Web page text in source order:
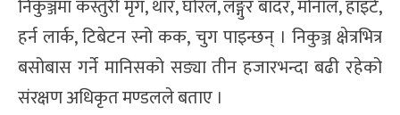
निकुञ्जमा कस्तुरी मृग, थार, घोरल, लङ्गुर बाँदर, मोनाल, हाँइटे,
हर्न लार्क, टिबेटन स्नो कक, चुग पाइन्छन् । निकुञ्ज क्षेत्रभित्र
बसोबास गर्ने मानिसको सङ्या तीन हजारभन्दा बढी रहेको
संरक्षण अधिकृत मण्डलले बताए ।